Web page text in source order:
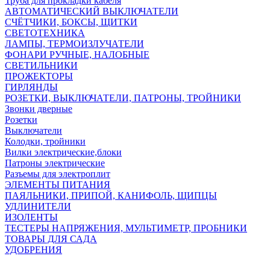
АВТОМАТИЧЕСКИЙ ВЫКЛЮЧАТЕЛИ
СЧЁТЧИКИ, БОКСЫ, ЩИТКИ
СВЕТОТЕХНИКА
ЛАМПЫ, ТЕРМОИЗЛУЧАТЕЛИ
ФОНАРИ РУЧНЫЕ, НАЛОБНЫЕ
СВЕТИЛЬНИКИ
ПРОЖЕКТОРЫ
ГИРЛЯНДЫ
РОЗЕТКИ, ВЫКЛЮЧАТЕЛИ, ПАТРОНЫ, ТРОЙНИКИ
Звонки дверные
Розетки
Выключатели
Колодки, тройники
Вилки электрические,блоки
Патроны электрические
Разъемы для электроплит
ЭЛЕМЕНТЫ ПИТАНИЯ
ПАЯЛЬНИКИ, ПРИПОЙ, КАНИФОЛЬ, ЩИПЦЫ
УДЛИНИТЕЛИ
ИЗОЛЕНТЫ
ТЕСТЕРЫ НАПРЯЖЕНИЯ, МУЛЬТИМЕТР, ПРОБНИКИ
ТОВАРЫ ДЛЯ САДА
УДОБРЕНИЯ